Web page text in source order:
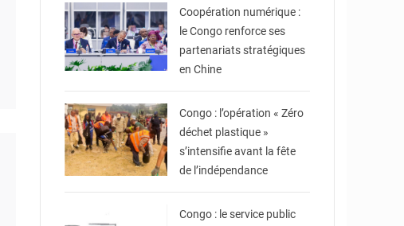
Coopération numérique :
le Congo renforce ses
partenariats stratégiques
en Chine
Congo : l’opération « Zéro
déchet plastique »
s’intensifie avant la fête
de l’indépendance
Congo : le service public